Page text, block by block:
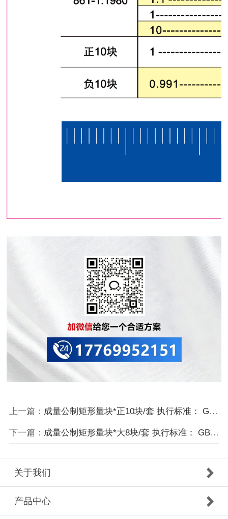
上一篇： 成量公制矩形量块*正10块/套 执行标准： GB/T 6093-2001
下一篇： 成量公制矩形量块*大8块/套 执行标准： GB/T 6093-2001
关于我们
产品中心